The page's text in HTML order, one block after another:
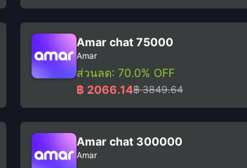
Amar chat 75000
Amar
ส่วนลด: 70.0% OFF
฿ 2066.14฿ 3849.64
Amar chat 300000
Amar